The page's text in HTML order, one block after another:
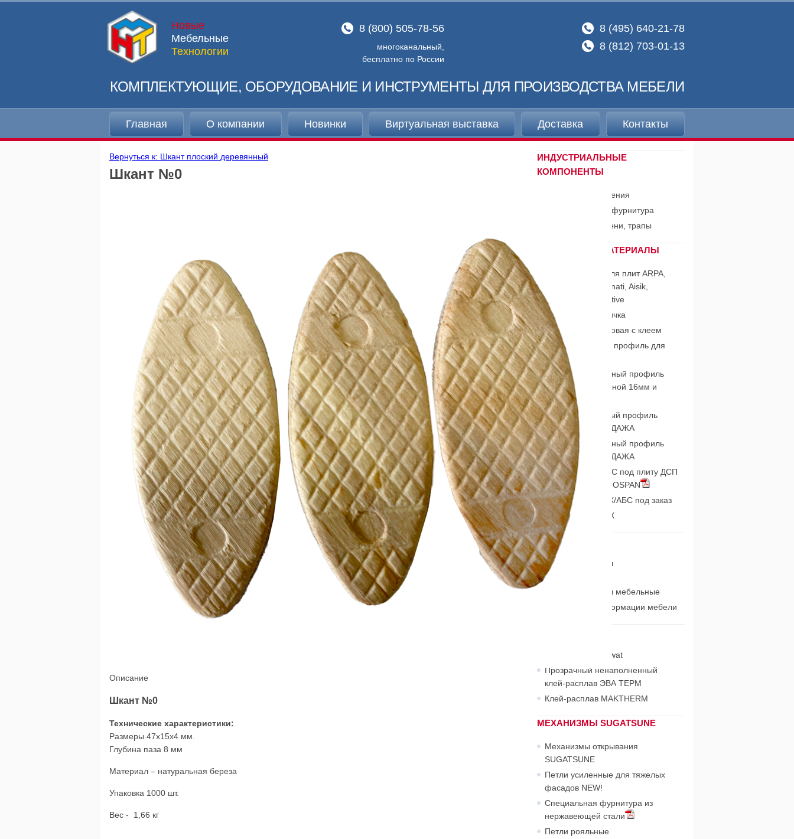
Новые
Мебельные
Технологии
8 (800) 505-78-56
многоканальный,
бесплатно по России
8 (495) 640-21-78
8 (812) 703-01-13
КОМПЛЕКТУЮЩИЕ, ОБОРУДОВАНИЕ И ИНСТРУМЕНТЫ ДЛЯ ПРОИЗВОДСТВА МЕБЕЛИ
Главная О компании Новинки Виртуальная выставка Доставка Контакты
Вернуться к: Шкант плоский деревянный
Шкант №0
Описание
Шкант №0
Технические характеристики:
Размеры 47x15x4 мм.
Глубина паза 8 мм
Материал – натуральная береза
Упаковка 1000 шт.
Вес - 1,66 кг
ИНДУСТРИАЛЬНЫЕ
КОМПОНЕНТЫ
Системы выдвижения
Индустриальная фурнитура
Выдвижные ступени, трапы
КРОМОЧНЫЕ МАТЕРИАЛЫ
Подбор глянца для плит ARPA,
Сидак, Abet Laminati, Aisik,
Lamicolor, Alternative
Кромка ПВХ Едличка
Кромка меламиновая с клеем
Соединительный профиль для
ДВП 4 мм
Жесткий П-образный профиль
для плиты толщиной 16мм и
18мм
Гибкий П-образный профиль
(Дания) РАСПРОДАЖА
Жесткий П-образный профиль
(Дания) РАСПРОДАЖА
Кромка ПВХ и АБС под плиту ДСП
Кроноспан KRONOSPAN
NEW! кромка ПВХ/АБС под заказ
Кант врезной ПВХ
МЕХАНИЗМЫ
Газовые пружины
индустриальные
Газовые пружины мебельные
Системы трансформации мебели
Клей-расплав Jowat
Прозрачный ненаполненный
клей-расплав ЭВА ТЕРМ
Клей-расплав MAKTHERM
МЕХАНИЗМЫ SUGATSUNE
Механизмы открывания
SUGATSUNE
Петли усиленные для тяжелых
фасадов NEW!
Специальная фурнитура из
нержавеющей стали
Петли рояльные